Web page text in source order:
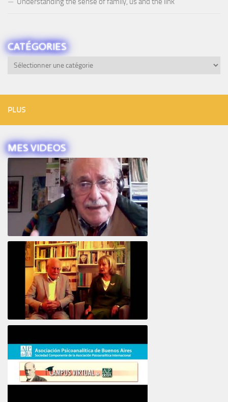
CATÉGORIES
Catégories
PLUS
MES VIDEOS
Intervista ad Alberto Eiguer